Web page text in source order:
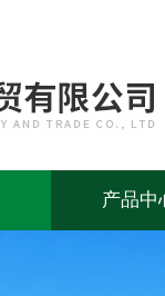
产品中